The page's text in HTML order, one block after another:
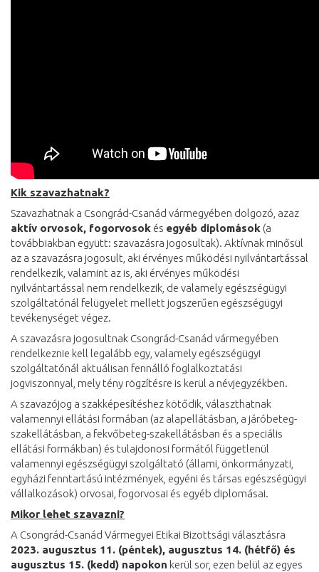
Kik szavazhatnak?
Szavazhatnak a Csongrád-Csanád vármegyében dolgozó, azaz
aktív orvosok, fogorvosok és egyéb diplomások (a
továbbiakban együtt: szavazásra jogosultak). Aktívnak minősül
az a szavazásra jogosult, aki érvényes működési nyilvántartással
rendelkezik, valamint az is, aki érvényes működési
nyilvántartással nem rendelkezik, de valamely egészségügyi
szolgáltatónál felügyelet mellett jogszerűen egészségügyi
tevékenységet végez.
A szavazásra jogosultnak Csongrád-Csanád vármegyében
rendelkeznie kell legalább egy, valamely egészségügyi
szolgáltatónál aktuálisan fennálló foglalkoztatási
jogviszonnyal, mely tény rögzítésre is kerül a névjegyzékben.
A szavazójog a szakképesítéshez kötődik, választhatnak
valamennyi ellátási formában (az alapellátásban, a járóbeteg-
szakellátásban, a fekvőbeteg-szakellátásban és a speciális
ellátási formákban) és tulajdonosi formától függetlenül
valamennyi egészségügyi szolgáltató (állami, önkormányzati,
egyházi fenntartású intézmények, egyéni és társas egészségügyi
vállalkozások) orvosai, fogorvosai és egyéb diplomásai.
Mikor lehet szavazni?
A Csongrád-Csanád Vármegyei Etikai Bizottsági választásra
2023. augusztus 11. (péntek), augusztus 14. (hétfő) és
augusztus 15. (kedd) napokon kerül sor, ezen belül az egyes